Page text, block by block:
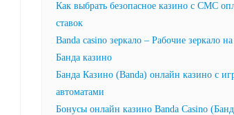
Как выбрать безопасное казино с СМС
ставок
Banda casino зеркало – Рабочие зеркало
Банда казино
Банда Казино (Banda) онлайн казино с
автоматами
Бонусы онлайн казино Banda Casino